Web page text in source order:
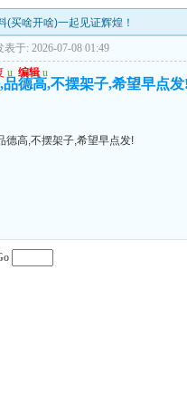
买啥开啥)一起见证辉煌！
表于: 2026-07-08 01:49
u 编辑 u
品德高,不摆架子,希望早点
德高,不摆架子,希望早点发!